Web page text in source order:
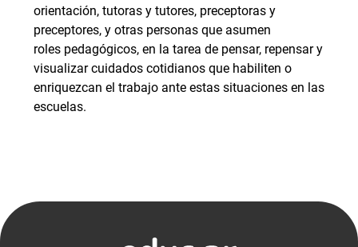
orientación, tutoras y tutores, preceptoras y
preceptores, y otras personas que asumen
roles pedagógicos, en la tarea de pensar, repensar y
visualizar cuidados cotidianos que habiliten o
enriquezcan el trabajo ante estas situaciones en las
escuelas.